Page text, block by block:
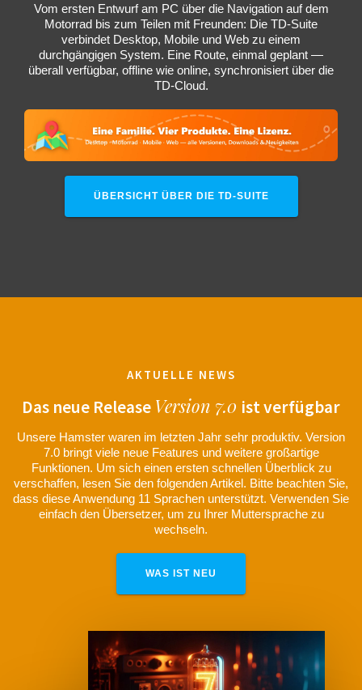
Vom ersten Entwurf am PC über die Navigation auf dem
Motorrad bis zum Teilen mit Freunden: Die TD-Suite
verbindet Desktop, Mobile und Web zu einem
durchgängigen System. Eine Route, einmal geplant —
überall verfügbar, offline wie online, synchronisiert über die
TD-Cloud.
ÜBERSICHT ÜBER DIE TD-SUITE
AKTUELLE NEWS
Das neue Release Version 7.0 ist verfügbar
Unsere Hamster waren im letzten Jahr sehr produktiv. Version
7.0 bringt viele neue Features und weitere großartige
Funktionen. Um sich einen ersten schnellen Überblick zu
verschaffen, lesen Sie den folgenden Artikel. Bitte beachten Sie,
dass diese Anwendung 11 Sprachen unterstützt. Verwenden Sie
einfach den Übersetzer, um zu Ihrer Muttersprache zu
wechseln.
WAS IST NEU